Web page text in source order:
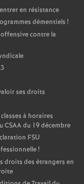
s
d
e
S
e
c
o
en résistance
démentiels !
contre la
ses droits
à horaires
CSAA du 19 décembre
FSU
!
droits des étrangers en